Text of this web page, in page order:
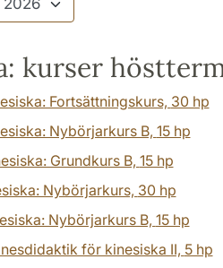
kurser
Fortsättningskurs, 30 hp
Nybörjarkurs B, 15 hp
Grundkurs B, 15 hp
Nybörjarkurs, 30 hp
Nybörjarkurs B, 15 hp
för kinesiska II, 5 hp